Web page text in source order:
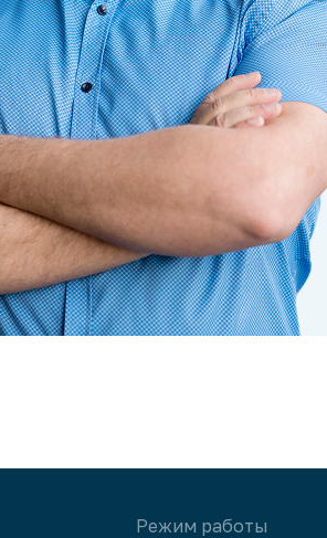
Режим работы